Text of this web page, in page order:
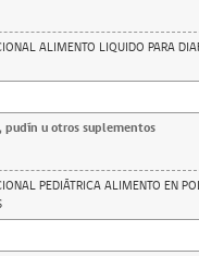
ALIMENTO LIQUIDO PARA
pudín u otros suplementos
PEDIÁTRICA ALIMENTO EN